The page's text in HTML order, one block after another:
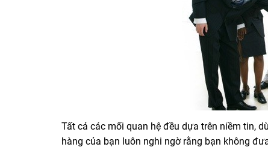
Tất cả các mối quan hệ đều dựa trên niềm tin,
hàng của bạn luôn nghi ngờ rằng bạn không